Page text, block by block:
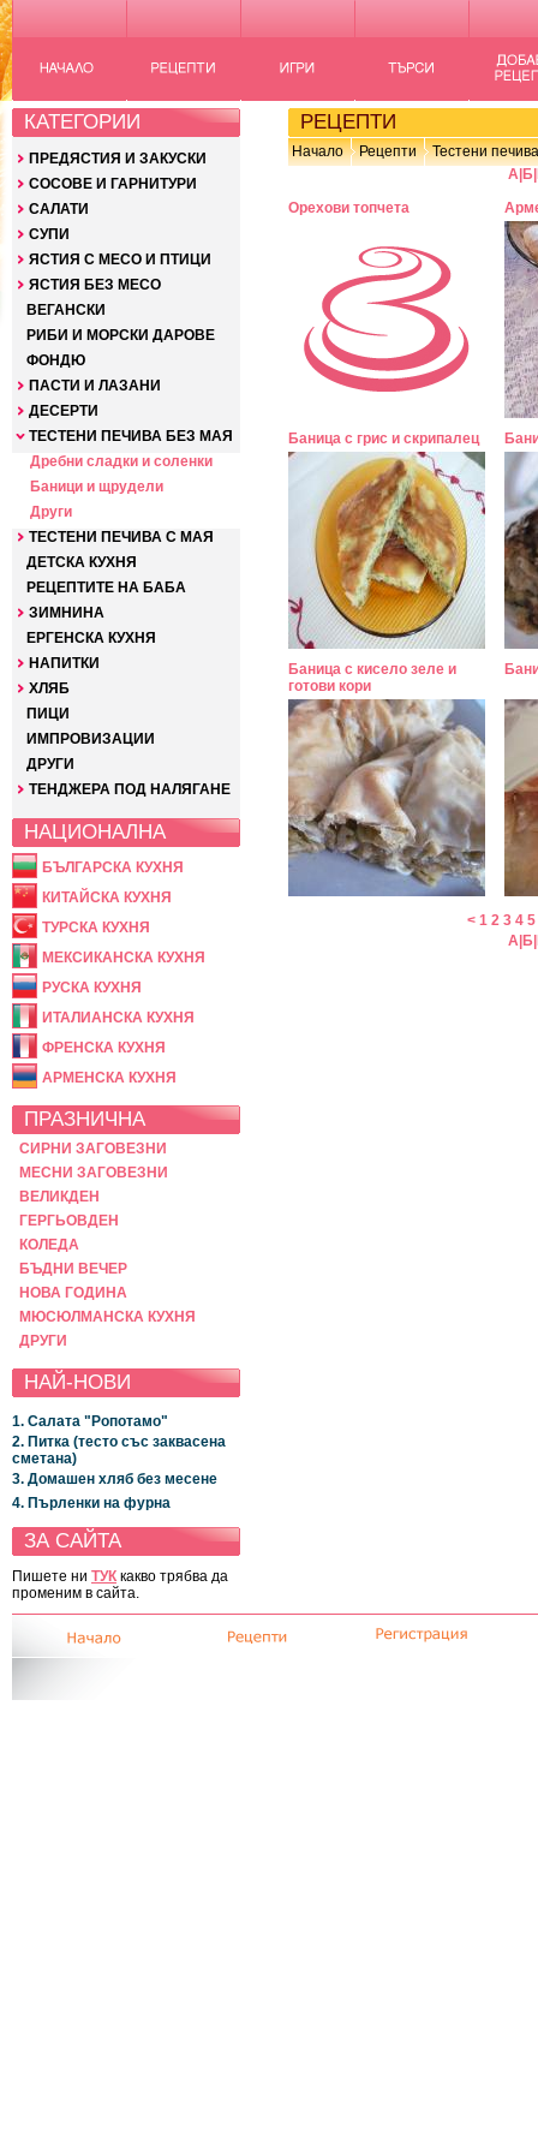
КАТЕГОРИИ
ПРЕДЯСТИЯ И ЗАКУСКИ
СОСОВЕ И ГАРНИТУРИ
САЛАТИ
СУПИ
ЯСТИЯ С МЕСО И ПТИЦИ
ЯСТИЯ БЕЗ МЕСО
ВЕГАНСКИ
РИБИ И МОРСКИ ДАРОВЕ
ФОНДЮ
ПАСТИ И ЛАЗАНИ
ДЕСЕРТИ
ТЕСТЕНИ ПЕЧИВА БЕЗ МАЯ
Дребни сладки и соленки
Баници и щрудели
Други
ТЕСТЕНИ ПЕЧИВА С МАЯ
ДЕТСКА КУХНЯ
РЕЦЕПТИТЕ НА БАБА
ЗИМНИНА
ЕРГЕНСКА КУХНЯ
НАПИТКИ
ХЛЯБ
ПИЦИ
ИМПРОВИЗАЦИИ
ДРУГИ
ТЕНДЖЕРА ПОД НАЛЯГАНЕ
НАЦИОНАЛНА
БЪЛГАРСКА КУХНЯ
КИТАЙСКА КУХНЯ
ТУРСКА КУХНЯ
МЕКСИКАНСКА КУХНЯ
РУСКА КУХНЯ
ИТАЛИАНСКА КУХНЯ
ФРЕНСКА КУХНЯ
АРМЕНСКА КУХНЯ
ПРАЗНИЧНА
СИРНИ ЗАГОВЕЗНИ
МЕСНИ ЗАГОВЕЗНИ
ВЕЛИКДЕН
ГЕРГЬОВДЕН
КОЛЕДА
БЪДНИ ВЕЧЕР
НОВА ГОДИНА
МЮСЮЛМАНСКА КУХНЯ
ДРУГИ
НАЙ-НОВИ
1. Салата "Ропотамо"
2. Питка (тесто със заквасена
сметана)
3. Домашен хляб без месене
4. Пърленки на фурна
ЗА САЙТА
Пишете ни ТУК какво трябва да
променим в сайта.
РЕЦЕПТИ
Начало Рецепти
Тестени
А Б
Орехови топчета
Баница с грис и скрипалец
Баница с кисело зеле и
готови кори
< 1 2 3 4 5
А Б